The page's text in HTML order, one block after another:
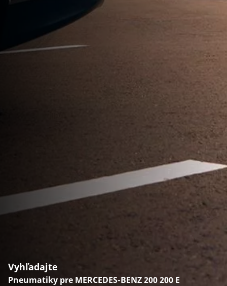
Vyhľadajte
Pneumatiky pre MERCEDES-BENZ 200 200 E